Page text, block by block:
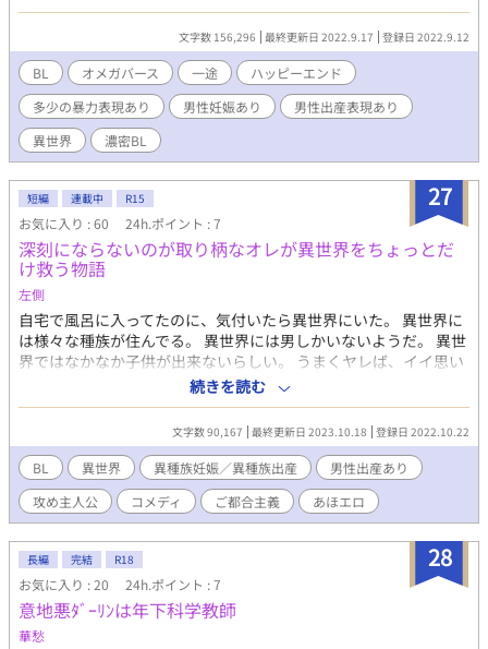
ルファ×オメガの話です。 ※マークは性表現がございますのでご
注意ください。 ●その後の話は妊娠・出産をテーマにしていま
す。苦手な方はご注意ください。 この作品はムーンライトノベル
ズ様にも掲載しています。
文字数 156,296 最終更新日 2022.9.17 登録日 2022.9.12
BL オメガバース 一途
ハッピーエンド
多少の暴力表現あり
男性妊娠あり
男性出産表現あり
異世界
濃密BL
27
短編 連載中 R15
お気に入り : 60 24h.ポイント : 7
深刻にならないのが取り柄なオレが異世界をちょっとだ
け救う物語
左側
自宅で風呂に入ってたのに、気付いたら異世界にいた。 異世界に
は様々な種族が住んでる。 異世界には男しかいないようだ。 異世
界ではなかなか子供が出来ないらしい。 うまくヤレば、イイ思い
をした上に異世界をちょっとだけ救えるかも知れない。 ※
※ ※ ※ ※ ※ 妊娠・出産率の低い異世界で、攻め
主人公が種付けするだけの話です。 種族はたくさんありますが、
性別は男しかありません。 主人公は貞操観念が乏しいです。 攻め
ですが尻を弄られることへの抵抗感も乏しいです。 苦手な人はご
注意ください。
続きを読む
文字数 90,167 最終更新日 2023.10.18 登録日 2022.10.22
BL 異世界 異種族妊娠／異種族出産
男性出産あり
攻め主人公
コメディ ご都合主義 あほエロ
28
長編 完結 R18
お気に入り : 20 24h.ポイント : 7
意地悪ﾀﾞｰﾘﾝは年下科学教師
華愁